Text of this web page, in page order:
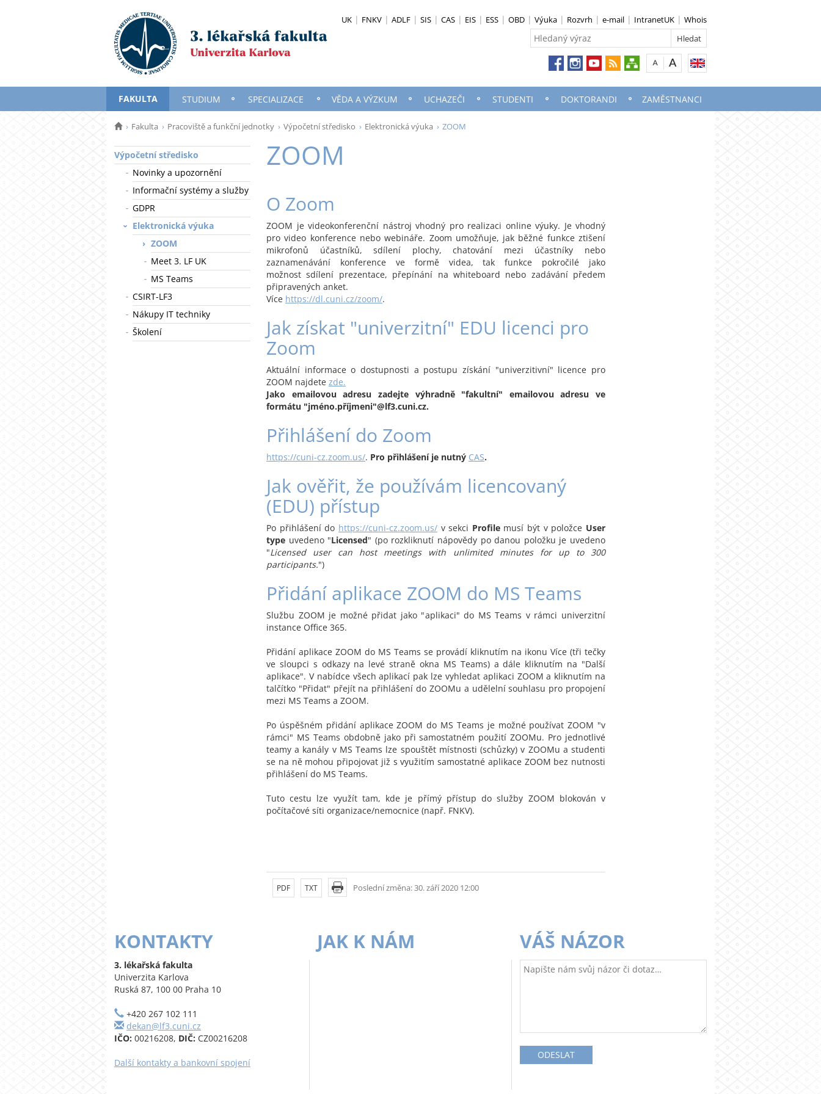
UK FNKV ADLF SIS CAS EIS ESS OBD Výuka Rozvrh e-mail IntranetUK Whois
FAKULTA STUDIUM SPECIALIZACE VĚDA A VÝZKUM UCHAZEČI STUDENTI DOKTORANDI ZAMĚSTNANCI
Fakulta Pracoviště a funkční jednotky Výpočetní středisko Elektronická výuka ZOOM
Výpočetní středisko
Novinky a upozornění
Informační systémy a služby
GDPR
Elektronická výuka
ZOOM
Meet 3. LF UK
MS Teams
CSIRT-LF3
Nákupy IT techniky
Školení
ZOOM
O Zoom
ZOOM je videokonferenční nástroj vhodný pro realizaci online výuky. Je vhodný
pro video konference nebo webináře. Zoom umožňuje, jak běžné funkce ztišení
mikrofonů účastníků, sdílení plochy, chatování mezi účastníky nebo
zaznamenávání konference ve formě videa, tak funkce pokročilé jako
možnost sdílení prezentace, přepínání na whiteboard nebo zadávání předem
připravených anket.
Více https://dl.cuni.cz/zoom/.
Jak získat "univerzitní" EDU licenci pro
Zoom
Aktuální informace o dostupnosti a postupu získání "univerzitivní" licence pro
ZOOM najdete zde.
Jako emailovou adresu zadejte výhradně "fakultní" emailovou adresu ve
formátu "jméno.příjmeni"@lf3.cuni.cz.
Přihlášení do Zoom
https://cuni-cz.zoom.us/. Pro přihlášení je nutný CAS.
Jak ověřit, že používám licencovaný
(EDU) přístup
Po přihlášení do https://cuni-cz.zoom.us/v sekci Profilemusí být v položce User
type uvedeno "Licensed" (po rozkliknutí nápovědy po danou položku je uvedeno
"Licensed user can host meetings with unlimited minutes for up to 300
participants.")
Přidání aplikace ZOOM do MS Teams
Službu ZOOM je možné přidat jako "aplikaci" do MS Teams v rámci univerzitní
instance Office 365.
Přidání aplikace ZOOM do MS Teams se provádí kliknutím na ikonu Více (tři tečky
ve sloupci s odkazy na levé straně okna MS Teams) a dále kliknutím na "Další
aplikace". V nabídce všech aplikací pak lze vyhledat aplikaci ZOOM a kliknutím na
talčítko "Přidat" přejít na přihlášení do ZOOMu a udělelní souhlasu pro propojení
mezi MS Teams a ZOOM.
Po úspěšném přidání aplikace ZOOM do MS Teams je možné používat ZOOM "v
rámci" MS Teams obdobně jako při samostatném použití ZOOMu. Pro jednotlivé
teamy a kanály v MS Teams lze spouštět místnosti (schůzky) v ZOOMu a studenti
se na ně mohou připojovat již s využitím samostatné aplikace ZOOM bez nutnosti
přihlášení do MS Teams.
Tuto cestu lze využít tam, kde je přímý přístup do služby ZOOM blokován v
počítačové síti organizace/nemocnice (např. FNKV).
Poslední změna: 30. září 2020 12:00
PDF TXT
KONTAKTY
3. lékařská fakulta
Univerzita Karlova
Ruská 87, 100 00 Praha 10
+420 267 102 111
dekan@lf3.cuni.cz
IČO: 00216208, DIČ: CZ00216208
Další kontakty a bankovní spojení
JAK K NÁM VÁŠ NÁZOR